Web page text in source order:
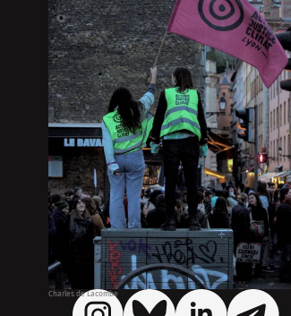
Charles de Lacombe